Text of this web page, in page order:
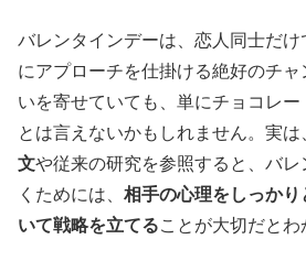
バレンタインデーは、恋人同士だ
にアプローチを仕掛ける絶好のチ
いを寄せていても、単にチョコレ
とは言えないかもしれません。実は
文や従来の研究を参照すると、バ
くためには、 相手の心理をしっか
いて戦略を立てることが大切だとわ